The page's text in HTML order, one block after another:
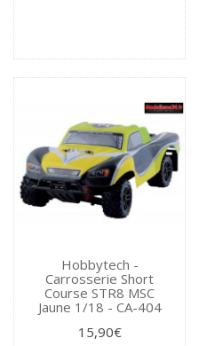
Hobbytech -
Carrosserie Short
Course STR8 MSC
Jaune 1/18 - CA-404
15,90€